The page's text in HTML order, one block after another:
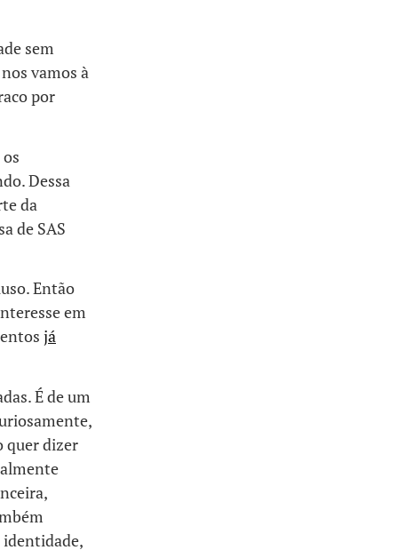
sem
vamos à
por
Dessa
da
de SAS
Então
em
já
É de um
quer dizer
identidade,